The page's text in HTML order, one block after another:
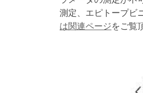
測定、エピトープビ
は関連ページをご覧